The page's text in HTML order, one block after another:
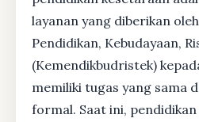
layanan yang diberikan
Pendidikan, Kebudayaan,
(Kemendikbudristek)
memiliki tugas yang sama
formal. Saat ini,